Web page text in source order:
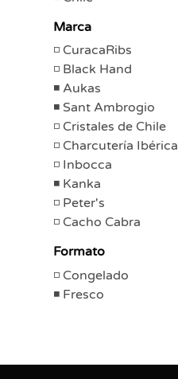
Marca
CuracaRibs
Black Hand
Aukas
Sant Ambrogio
Cristales de Chile
Charcutería Ibérica
Inbocca
Kanka
Peter's
Cacho Cabra
Formato
Congelado
Fresco